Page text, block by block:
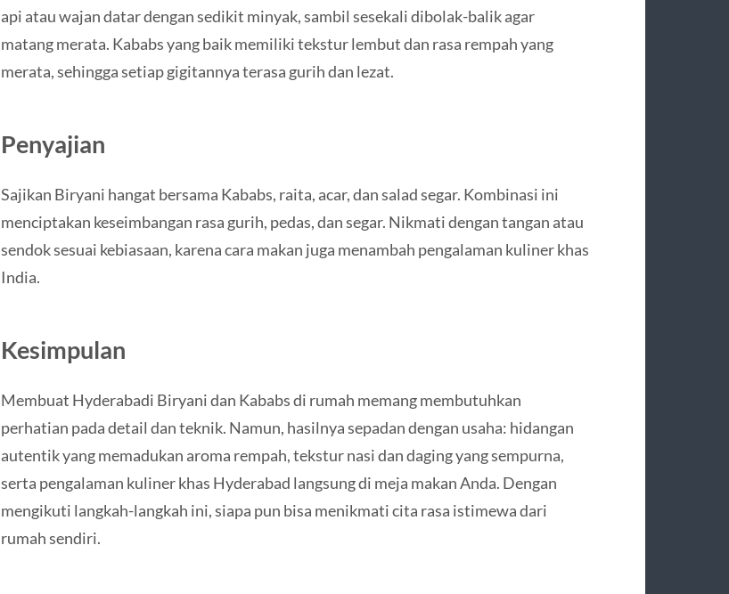
api atau wajan datar dengan sedikit minyak, sambil sesekali dibolak-balik agar
matang merata. Kababs yang baik memiliki tekstur lembut dan rasa rempah yang
merata, sehingga setiap gigitannya terasa gurih dan lezat.
Penyajian
Sajikan Biryani hangat bersama Kababs, raita, acar, dan salad segar. Kombinasi ini
menciptakan keseimbangan rasa gurih, pedas, dan segar. Nikmati dengan tangan atau
sendok sesuai kebiasaan, karena cara makan juga menambah pengalaman kuliner khas
India.
Kesimpulan
Membuat Hyderabadi Biryani dan Kababs di rumah memang membutuhkan
perhatian pada detail dan teknik. Namun, hasilnya sepadan dengan usaha: hidangan
autentik yang memadukan aroma rempah, tekstur nasi dan daging yang sempurna,
serta pengalaman kuliner khas Hyderabad langsung di meja makan Anda. Dengan
mengikuti langkah-langkah ini, siapa pun bisa menikmati cita rasa istimewa dari
rumah sendiri.